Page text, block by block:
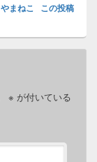
やまねこ
この投稿
※ が付いている